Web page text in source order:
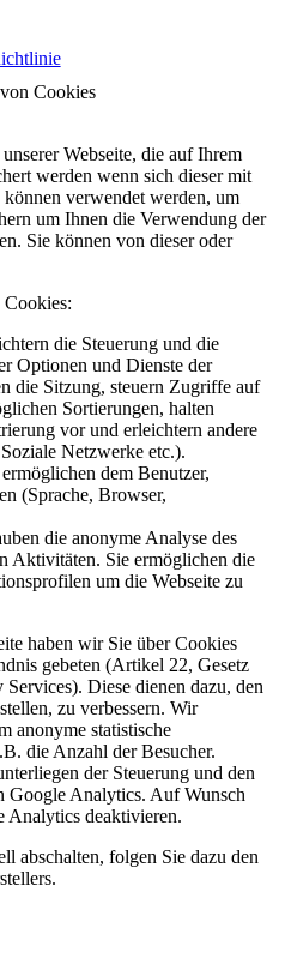
Cookies
Webseite, die auf Ihrem
werden wenn sich dieser mit
verwendet werden, um
um Ihnen die Verwendung der
Sie können von dieser oder
Cookies:
die Steuerung und die
Optionen und Dienste der
die Sitzung, steuern Zugriffe auf
Sortierungen, halten
vor und erleichtern andere
Netzwerke etc.).
ermöglichen dem Benutzer,
(Sprache, Browser,
die anonyme Analyse des
Aktivitäten. Sie ermöglichen die
um die Webseite zu
haben wir Sie über Cookies
gebeten (Artikel 22, Gesetz
Diese dienen dazu, den
zu verbessern. Wir
anonyme statistische
die Anzahl der Besucher.
der Steuerung und den
Google Analytics. Auf Wunsch
Analytics deaktivieren.
abschalten, folgen Sie dazu den